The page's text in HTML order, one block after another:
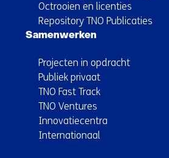
Octrooien en licenties
Repository TNO Publicaties
Samenwerken
Projecten in opdracht
Publiek privaat
TNO Fast Track
TNO Ventures
Innovatiecentra
Internationaal